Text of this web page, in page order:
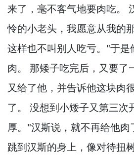
来了， 毫不客气地要肉吃。
怜的小老头， 我愿意从我的
这样也不叫别人吃亏。 "于是
肉。
那矮子吃完后， 又要了
又给了他， 并告诉他这块肉
了。
没想到小矮子又第三次
厚。 "汉斯说， 就不再给他肉
跳到汉斯的身上， 像对待扭